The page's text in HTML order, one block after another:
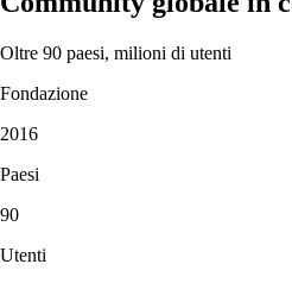
Oltre 90 paesi, milioni di utenti
Fondazione
2016
Paesi
90
Utenti